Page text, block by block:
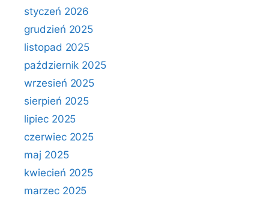
styczeń 2026
grudzień 2025
listopad 2025
październik 2025
wrzesień 2025
sierpień 2025
lipiec 2025
czerwiec 2025
maj 2025
kwiecień 2025
marzec 2025